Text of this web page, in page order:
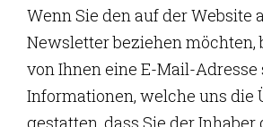
Wenn Sie den auf der Website
Newsletter beziehen
von Ihnen eine E-Mail-Adresse
Informationen, welche uns die
gestatten, dass Sie der Inhaber